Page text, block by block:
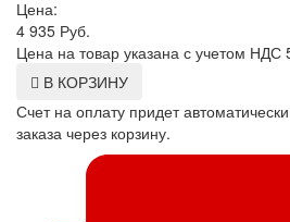
Цена:
4 935 Руб.
Цена на товар указана с учетом НДС
В КОРЗИНУ
Счет на оплату придет
заказа через корзину.